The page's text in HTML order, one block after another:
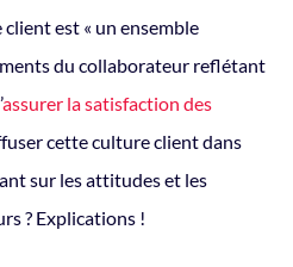
est « un ensemble
du collaborateur reflétant
assurer la satisfaction des
cette culture client dans
sur les attitudes et les
? Explications !